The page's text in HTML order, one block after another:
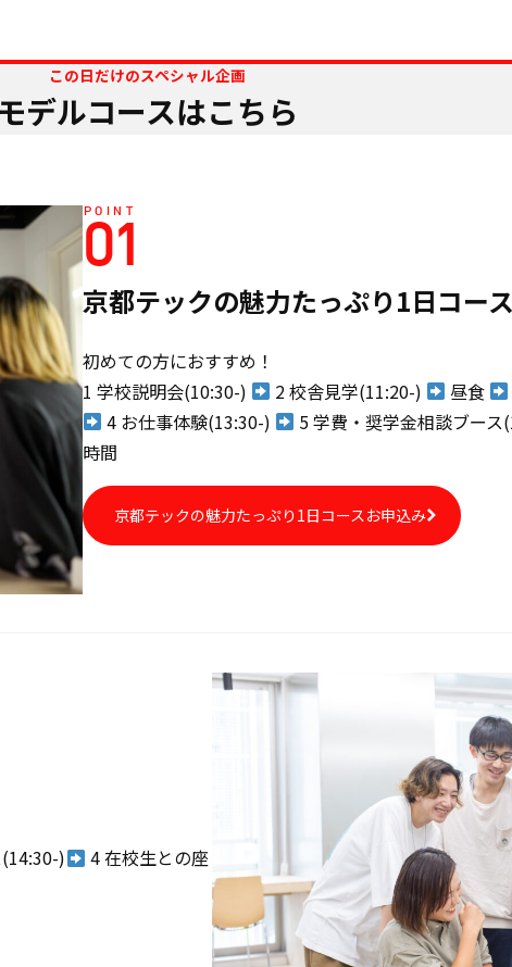
この日だけのスペシャル企画
モデルコースはこちら
POINT
01
京都テックの魅力たっぷり1日コース
初めての方におすすめ！
1 学校説明会(10:30-)
2 校舎見学(11:20-) 昼食
4 お仕事体験(13:30-)
5 学費・奨学金相談ブース
時間
京都テックの魅力たっぷり1日コースお申込み
)
4 在校生との座